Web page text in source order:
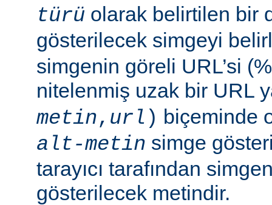
türü olarak belirtilen bir
gösterilecek simgeyi
simgenin göreli URL’si
nitelenmiş uzak bir URL
metin, url ) biçeminde
alt-metin simge
tarayıcı tarafından
gösterilecek metindir.